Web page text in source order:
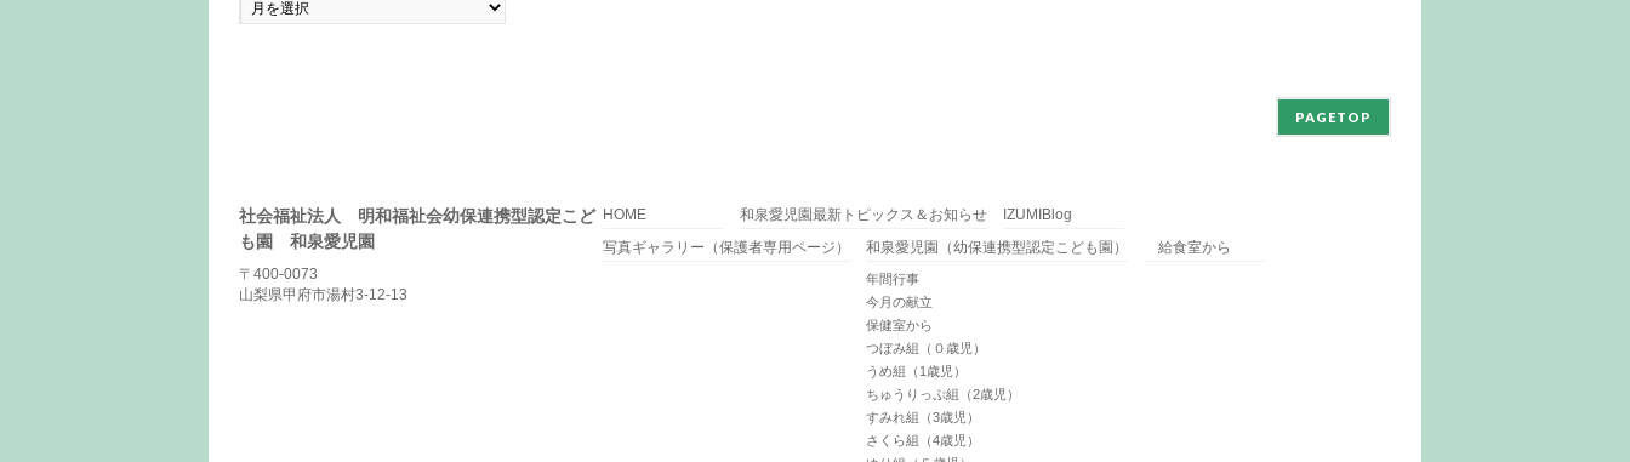
ー
PAGETOP
社会福祉法人 明和福祉会幼保連携型認定こど
も園 和泉愛児園
〒400-0073
山梨県甲府市湯村3-12-13
HOME 和泉愛児園最新トピックス＆お知らせ
IZUMIBlog
写真ギャラリー（保護者専用ページ）
和泉愛児園（幼保連携型認定こども園）
年間行事
今月の献立
保健室から
つぼみ組（０歳児）
うめ組（1歳児）
ちゅうりっぷ組（2歳児）
すみれ組（3歳児）
さくら組（4歳児）
給食室から